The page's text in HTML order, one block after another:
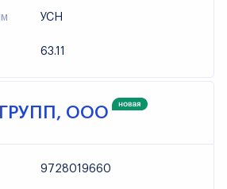
УСН
63.11
ООО
9728019660